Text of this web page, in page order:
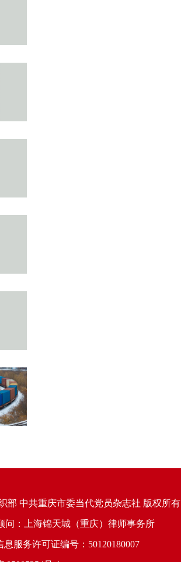
部 中共重庆市委当代党员杂志社 版权所有
问：上海锦天城（重庆）律师事务所
服务许可证编号：50120180007